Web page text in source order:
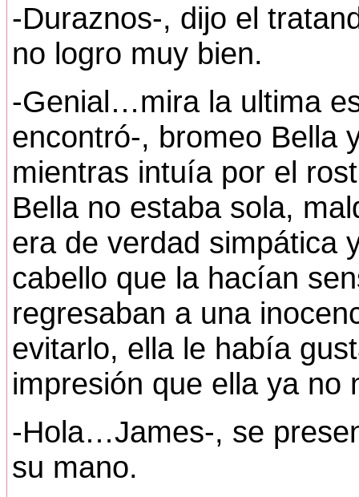
-Duraznos-, dijo el
no logro muy bien.
-Genial…mira la ultima
encontró-, bromeo Bella
mientras intuía por el
Bella no estaba sola,
era de verdad simpática
cabello que la hacían
regresaban a una
evitarlo, ella le había
impresión que ella ya no
-Hola…James-, se
su mano.